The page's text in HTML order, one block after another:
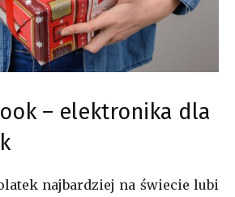
– elektronika dla
najbardziej na świecie lubi